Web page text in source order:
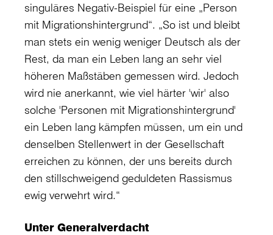
singuläres Negativ-Beispiel für eine „Person
mit Migrationshintergrund“. „So ist und bleibt
man stets ein wenig weniger Deutsch als der
Rest, da man ein Leben lang an sehr viel
höheren Maßstäben gemessen wird. Jedoch
wird nie anerkannt, wie viel härter 'wir' also
solche 'Personen mit Migrationshintergrund'
ein Leben lang kämpfen müssen, um ein und
denselben Stellenwert in der Gesellschaft
erreichen zu können, der uns bereits durch
den stillschweigend geduldeten Rassismus
ewig verwehrt wird.“
Unter Generalverdacht